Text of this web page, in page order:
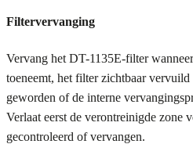
Filtervervanging
Vervang het DT-1135E-filter
toeneemt, het filter zichtbaar
geworden of de interne
Verlaat eerst de verontreinigde zone
gecontroleerd of vervangen.